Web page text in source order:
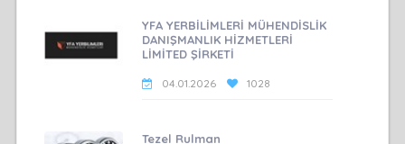
YFA YERBİLİMLERİ MÜHENDİSLİK
DANIŞMANLIK HİZMETLERİ
LİMİTED ŞİRKETİ
04.01.2026 1028
Tezel Rulman